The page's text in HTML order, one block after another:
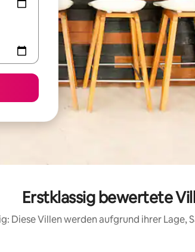
Erstklassig bewertete
Diese Villen werden aufgrund ihrer